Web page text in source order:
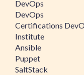
DevOps
DevOps
Certifications
Institute
Ansible
Puppet
SaltStack